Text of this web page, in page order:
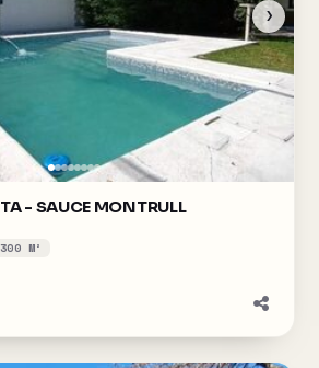
›
- SAUCE MONTRULL
300 M²